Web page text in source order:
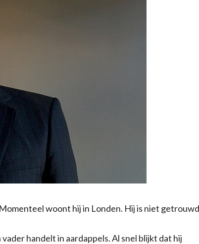
woont hij in Londen. Hij is niet getrouwd
handelt in aardappels. Al snel blijkt dat hij